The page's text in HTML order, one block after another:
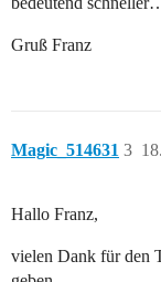
Gruß Franz
Magic_514631 3
Hallo Franz,
vielen Dank für den